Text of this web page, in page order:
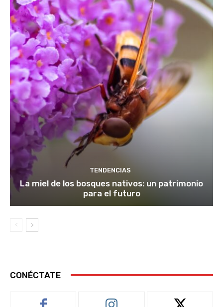
TENDENCIAS
La miel de los bosques nativos: un patrimonio
para el futuro
CONÉCTATE